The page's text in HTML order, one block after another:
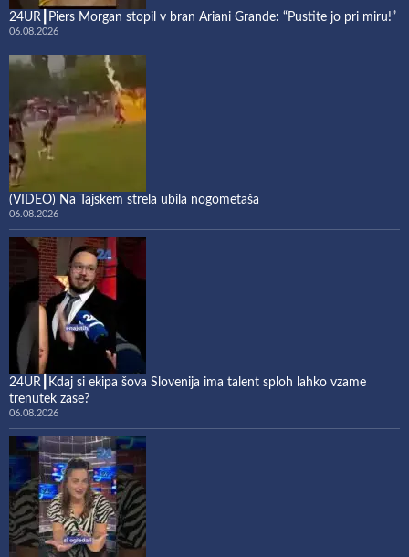
24UR┃Piers Morgan stopil v bran Ariani Grande: “Pustite jo pri miru!”
06.08.2026
(VIDEO) Na Tajskem strela ubila nogometaša
06.08.2026
24UR┃Kdaj si ekipa šova Slovenija ima talent sploh lahko vzame
trenutek zase?
06.08.2026